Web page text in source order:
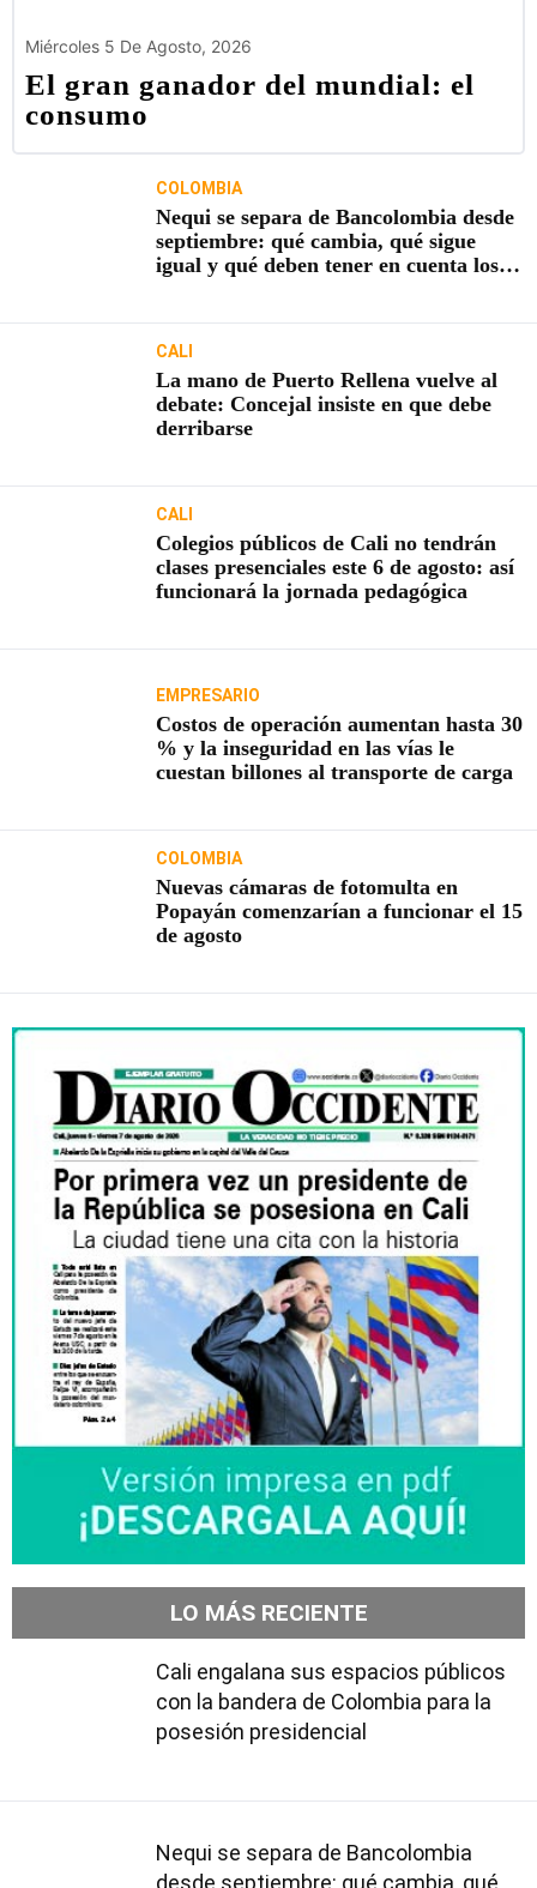
Miércoles 5 De Agosto, 2026
El gran ganador del mundial: el
consumo
COLOMBIA
Nequi se separa de Bancolombia desde
septiembre: qué cambia, qué sigue
igual y qué deben tener en cuenta los
CALI
La mano de Puerto Rellena vuelve al
debate: Concejal insiste en que debe
derribarse
CALI
Colegios públicos de Cali no tendrán
clases presenciales este 6 de agosto: así
funcionará la jornada pedagógica
EMPRESARIO
Costos de operación aumentan hasta 30
% y la inseguridad en las vías le
cuestan billones al transporte de carga
COLOMBIA
Nuevas cámaras de fotomulta en
Popayán comenzarían a funcionar el 15
de agosto
LO MÁS RECIENTE
Cali engalana sus espacios públicos
con la bandera de Colombia para la
posesión presidencial
Nequi se separa de Bancolombia
desde septiembre: qué cambia, qué